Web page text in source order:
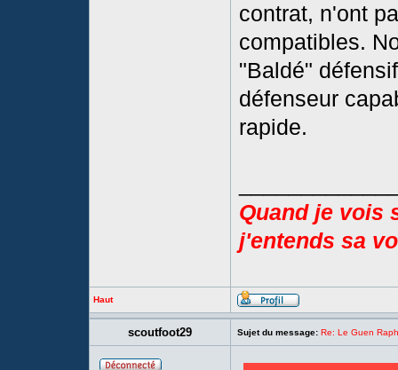
contrat, n'ont
compatibles.
"Baldé"
défenseur
rapide.
Quand je vois
j'entends sa
Haut
scoutfoot29 Sujet du message: Re: Le Guen